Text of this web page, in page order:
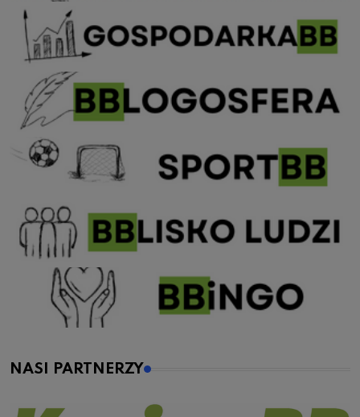
NASI PARTNERZY